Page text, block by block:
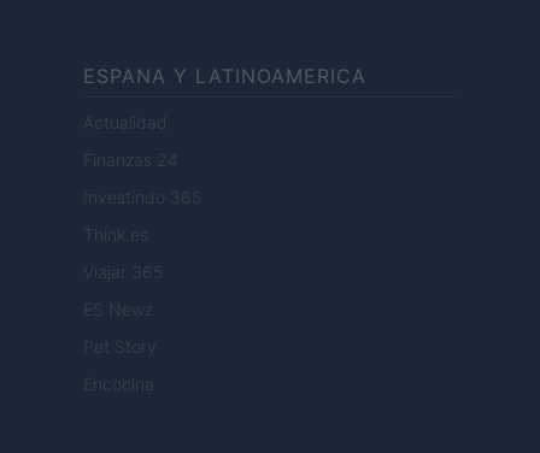
ESPANA Y LATINOAMERICA
Actualidad
Finanzas 24
Investindo 365
Think.es
Viajar 365
ES Newz
Pet Story
Encocina